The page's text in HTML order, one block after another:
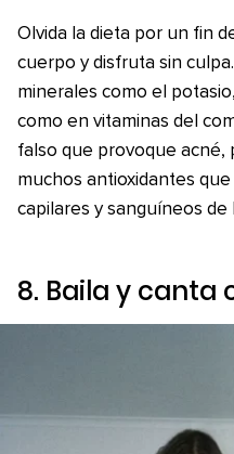
Olvida la dieta por un fin
cuerpo y disfruta sin
minerales como el
como en vitaminas del
falso que provoque acné,
muchos antioxidantes
capilares y sanguíneos de
8. Baila y canta